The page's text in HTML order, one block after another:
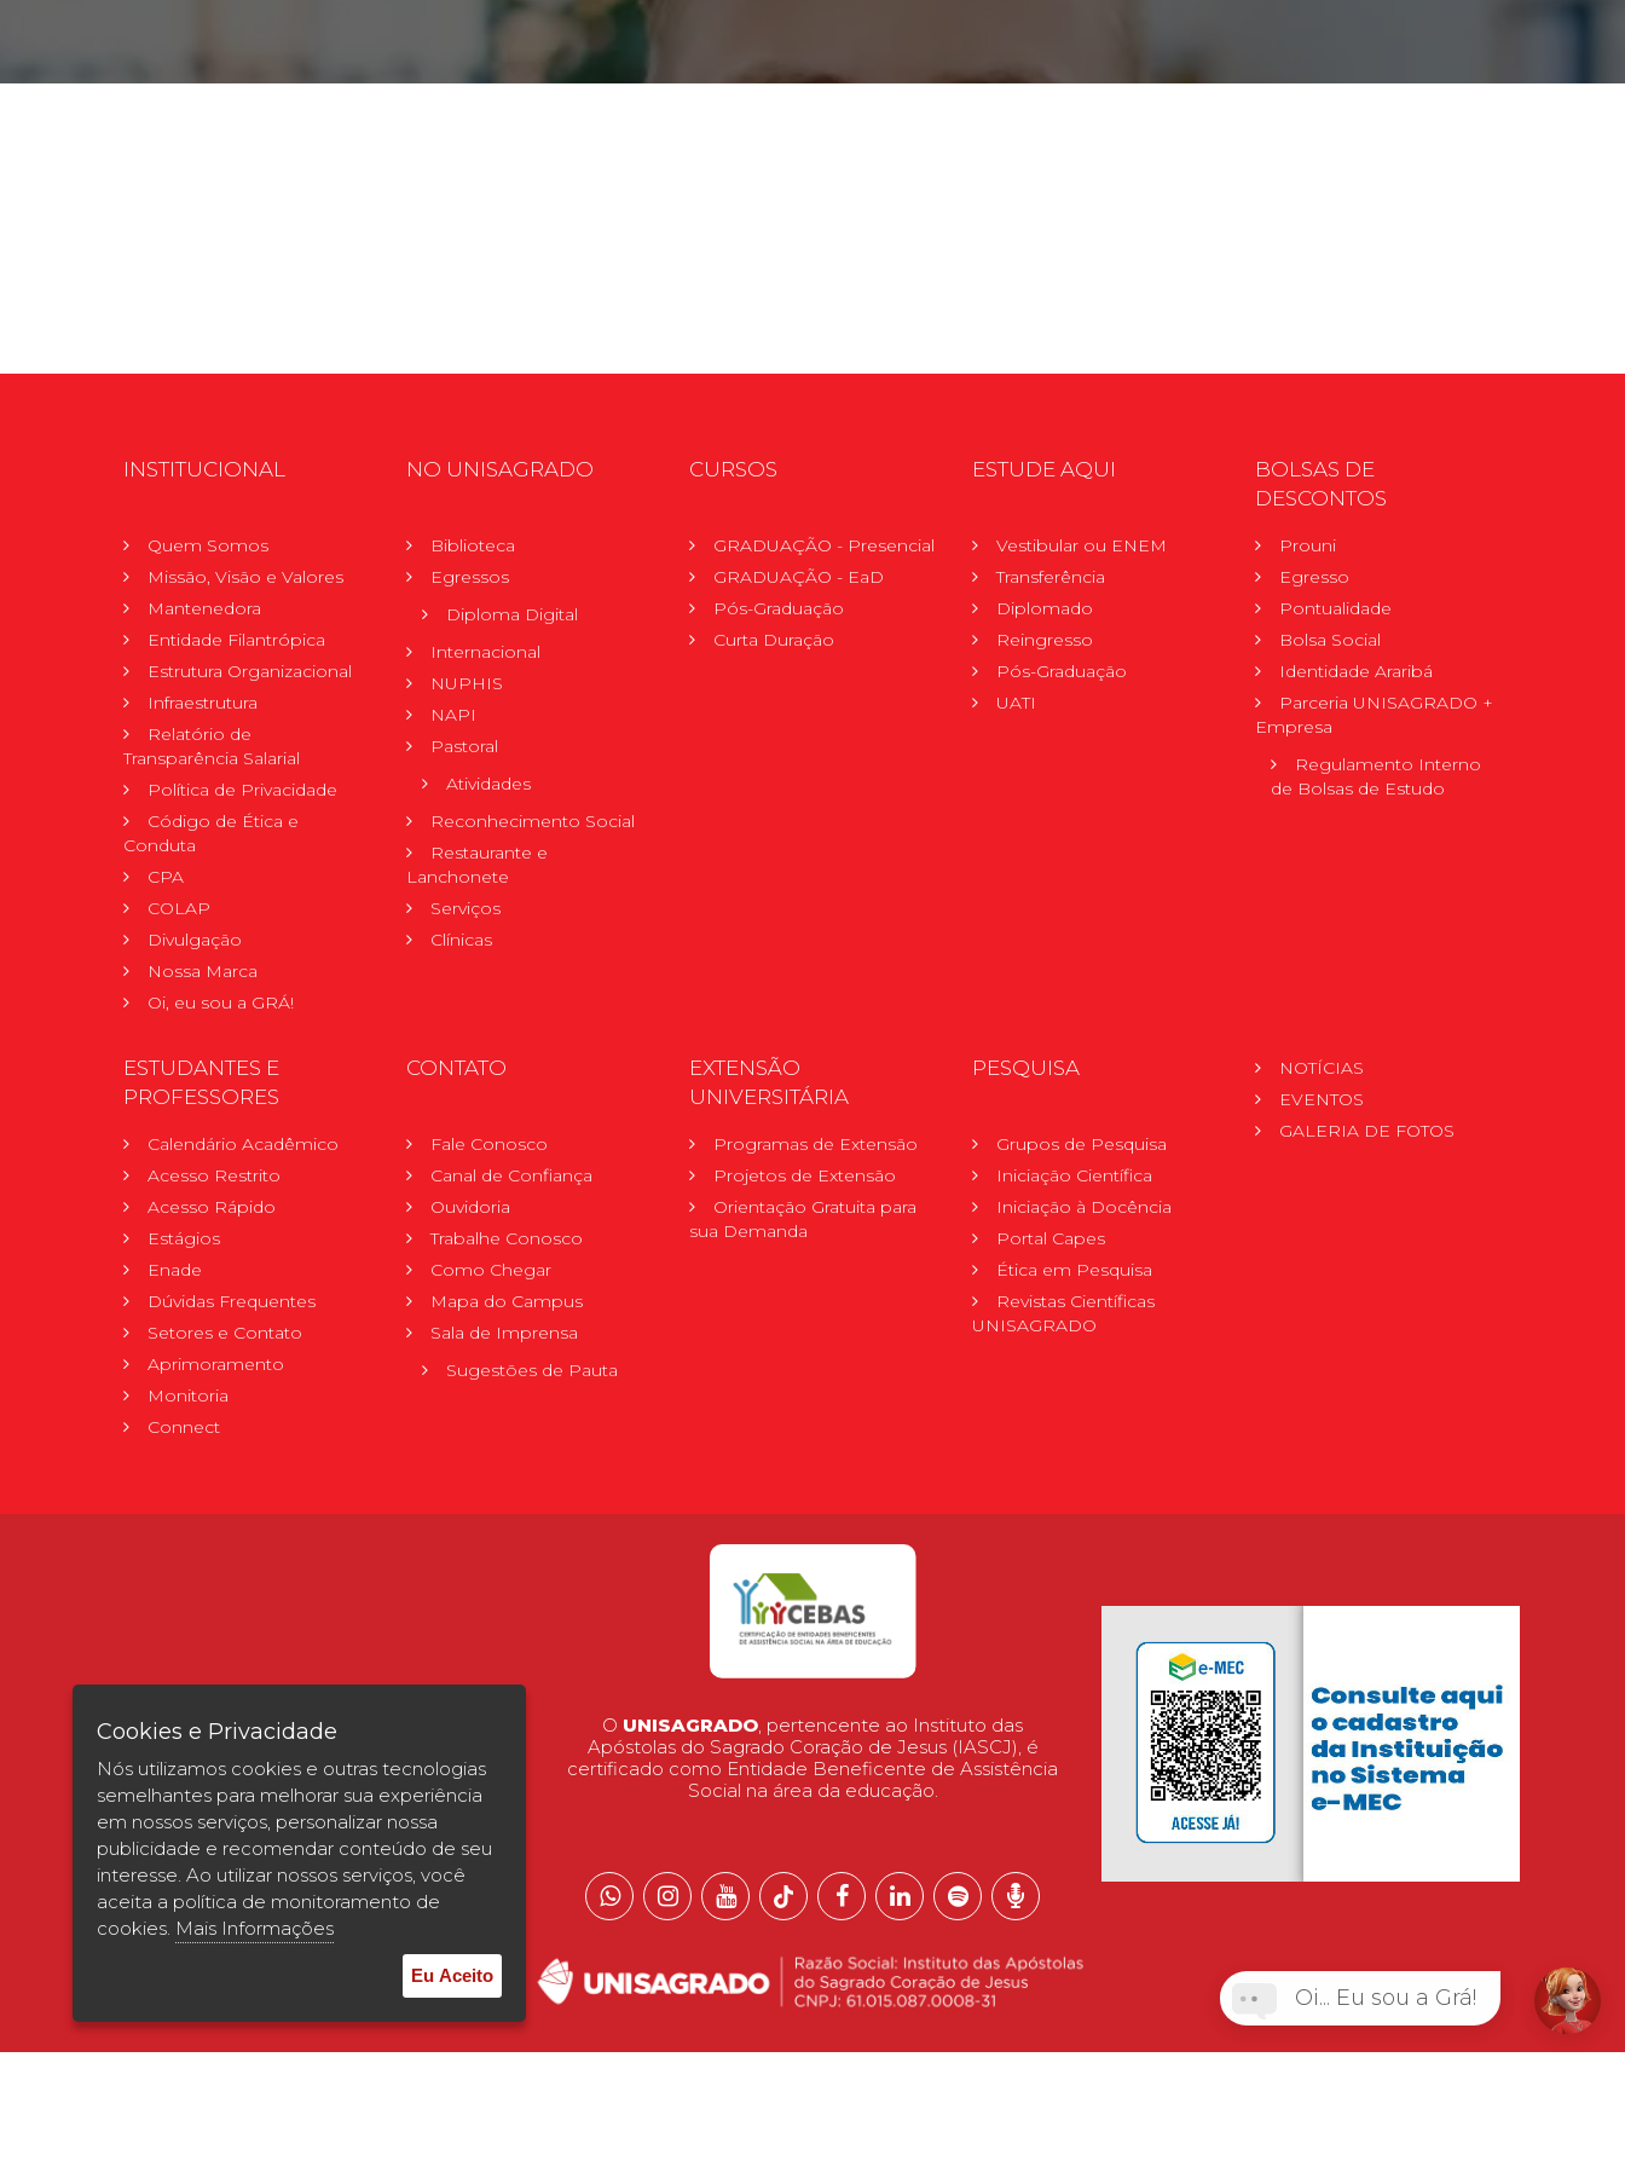
2ª Graduação Calendário acadêmico
INSTITUCIONAL
Quem Somos
Missão, Visão e Valores
Mantenedora
Entidade Filantrópica
Estrutura Organizacional
Infraestrutura
Relatório de
Transparência Salarial
Política de Privacidade
Código de Ética e
Conduta
CPA
COLAP
Divulgação
Nossa Marca
Oi, eu sou a GRÁ!
NO UNISAGRADO
Biblioteca
Egressos
Diploma Digital
Internacional
NUPHIS
NAPI
Pastoral
Atividades
Reconhecimento Social
Restaurante e
Lanchonete
Serviços
Clínicas
CURSOS
GRADUAÇÃO - Presencial
GRADUAÇÃO - EaD
Pós-Graduação
Curta Duração
ESTUDE AQUI
Vestibular ou ENEM
Transferência
Diplomado
Reingresso
Pós-Graduação
UATI
BOLSAS DE
DESCONTOS
Prouni
Egresso
Pontualidade
Bolsa Social
Identidade Araribá
Parceria UNISAGRADO +
Empresa
Regulamento Interno
de Bolsas de Estudo
ESTUDANTES E
PROFESSORES
Calendário Acadêmico
Acesso Restrito
Acesso Rápido
Estágios
Enade
Dúvidas Frequentes
Setores e Contato
Aprimoramento
Monitoria
Connect
CONTATO
Fale Conosco
Canal de Confiança
Ouvidoria
Trabalhe Conosco
Como Chegar
Mapa do Campus
Sala de Imprensa
Sugestões de Pauta
EXTENSÃO
UNIVERSITÁRIA
Programas de Extensão
Projetos de Extensão
Orientação Gratuita para
sua Demanda
PESQUISA
Grupos de Pesquisa
Iniciação Científica
Iniciação à Docência
Portal Capes
Ética em Pesquisa
Revistas Científicas
UNISAGRADO
NOTÍCIAS
EVENTOS
GALERIA DE FOTOS
Verificada por
O UNISAGRADO, pertencente ao Instituto das
Apóstolas do Sagrado Coração de Jesus (IASCJ), é
certificado como Entidade Beneficente de Assistência
Social na área da educação.
Oi... Eu sou a Grá!
Cookies e Privacidade
Nós utilizamos cookies e outras tecnologias
semelhantes para melhorar sua experiência
em nossos serviços, personalizar nossa
publicidade e recomendar conteúdo de seu
interesse. Ao utilizar nossos serviços, você
aceita a política de monitoramento de
cookies. Mais Informações
Eu Aceito